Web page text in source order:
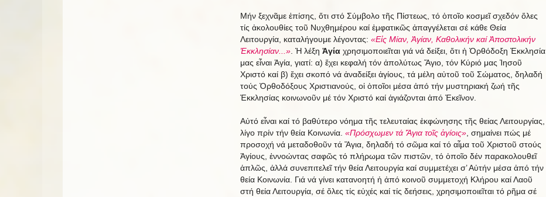
Μήν ξεχνᾶμε ἐπίσης, ὅτι στό Σύμβολο τῆς Πίστεως, τό ὁποῖο κοσμεῖ σχεδόν ὅλες
τίς ἀκολουθίες τοῦ Νυχθημέρου καί ἐμφατικῶς ἀπαγγέλεται σέ κάθε Θεία
Λειτουργία, καταλήγουμε λέγοντας: «Εἰς Μίαν, Ἁγίαν, Καθολικήν καί Ἀποστολικήν
Ἐκκλησίαν...». Ἡ λέξη Ἁγίαχρησιμοποιεῖται γιά νά δείξει, ὅτι ἡ Ὀρθόδοξη Ἐκκλησία
μας εἶναι Ἁγία, γιατί: α) ἔχει κεφαλή τόν ἀπολύτως Ἅγιο, τόν Κύριό μας Ἰησοῦ
Χριστό καί β) ἔχει σκοπό νά ἀναδείξει ἁγίους, τά μέλη αὐτοῦ τοῦ Σώματος, δηλαδή
τούς Ὀρθοδόξους Χριστιανούς, οἱ ὁποῖοι μέσα ἀπό τήν μυστηριακή ζωή τῆς
Ἐκκλησίας κοινωνοῦν μέ τόν Χριστό καί ἁγιάζονται ἀπό Ἐκεῖνον.
Αὐτό εἶναι καί τό βαθύτερο νόημα τῆς τελευταίας ἐκφώνησης τῆς θείας Λειτουργίας,
λίγο πρίν τήν θεία Κοινωνία. «Πρόσχωμεν τά Ἅγια τοῖς ἁγίοις», σημαίνει πώς μέ
προσοχή νά μεταδοθοῦν τά Ἅγια, δηλαδή τό σῶμα καί τό αἷμα τοῦ Χριστοῦ στούς
Ἁγίους, ἐννοώντας σαφῶς τό πλήρωμα τῶν πιστῶν, τό ὁποῖο δέν παρακολουθεῖ
ἁπλῶς, ἀλλά συνεπιτελεῖ τήν θεία Λειτουργία καί συμμετέχει σ’ Αὐτήν μέσα ἀπό τήν
θεία Κοινωνία. Γιά νά γίνει κατανοητή ἡ ἀπό κοινοῦ συμμετοχή Κλήρου καί Λαοῦ
στή θεία Λειτουργία, σέ ὅλες τίς εὐχές καί τίς δεήσεις, χρησιμοποιεῖται τό ρῆμα σέ